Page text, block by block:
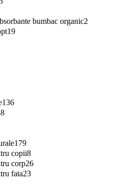
bumbac organic2
19
136
179
copii8
corp26
fata23